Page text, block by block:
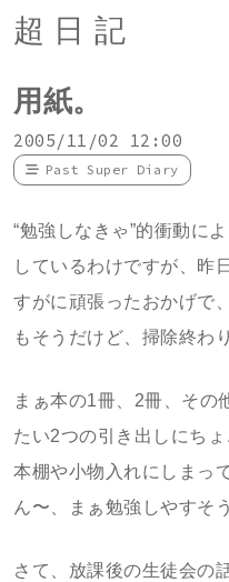
超日記
用紙。
2005/11/02 12:00
Past Super Diary
“勉強しなきゃ”的衝動に
しているわけですが、昨
すがに頑張ったおかげで
もそうだけど、掃除終わ
まぁ本の1冊、2冊、その
たい2つの引き出しにち
本棚や小物入れにしまっ
ん〜、まぁ勉強しやすそ
さて、放課後の生徒会の